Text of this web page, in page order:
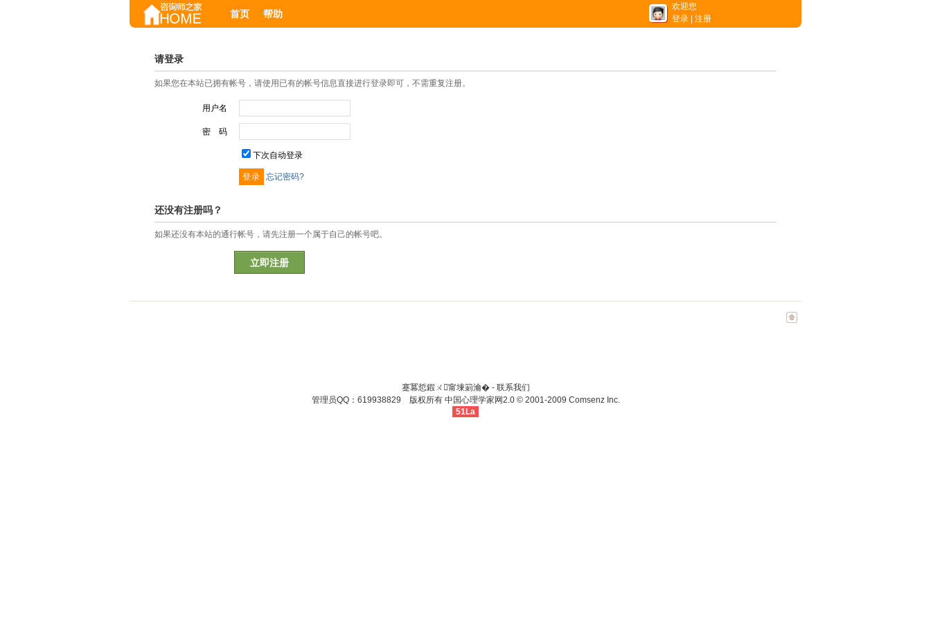
首页 帮助
欢迎您
登录
注册
请登录
如果您在本站已拥有帐号，请使用已有的帐号信息直接进行登录即可，不需重复注册。
用户名
密 码
下次自动登录
忘记密码?
还没有注册吗？
如果还没有本站的通行帐号，请先注册一个属于自己的帐号吧。
立即注册
蹇冪悊鍜ㄨ甯堜箣瀹� - 联系我们
管理员QQ：619938829 版权所有 中国心理学家网2.0© 2001-2009 Comsenz Inc.
51La